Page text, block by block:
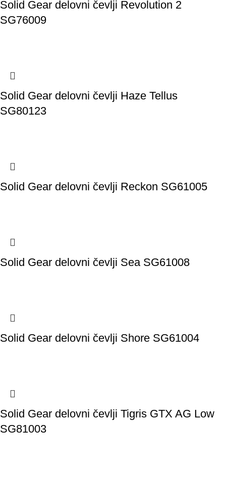
Solid Gear delovni čevlji Revolution 2
SG76009
Solid Gear delovni čevlji Haze Tellus
SG80123
Solid Gear delovni čevlji Reckon SG61005
Solid Gear delovni čevlji Sea SG61008
Solid Gear delovni čevlji Shore SG61004
Solid Gear delovni čevlji Tigris GTX AG Low
SG81003